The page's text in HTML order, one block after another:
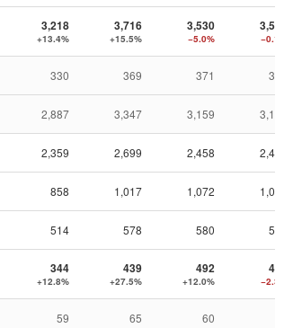
3,218
+13.4%
3,716
+15.5%
3,530
−5.0%
3,527
−0.1%
330 369 371 370
2,887 3,347 3,159 3,157
2,359 2,699 2,458 2,452
858 1,017 1,072 1,075
514 578 580 594
344
+12.8%
439
+27.5%
492
+12.0%
481
−2.3%
59 65 60